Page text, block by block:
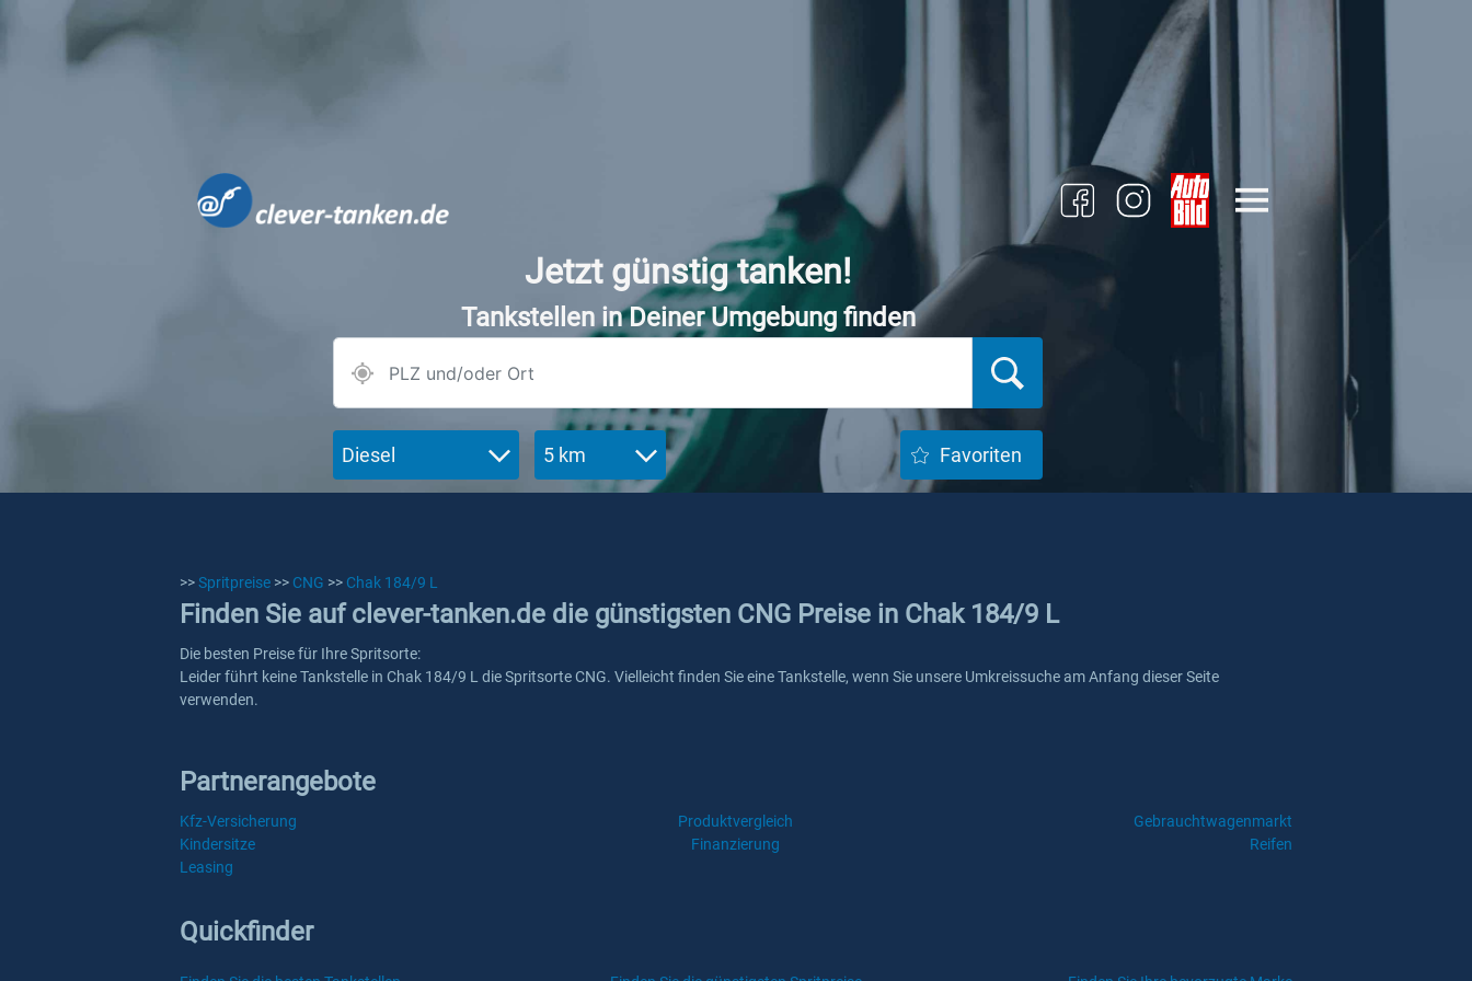
Jetzt günstig tanken!
Tankstellen in Deiner Umgebung finden
Diesel 5 km Favoriten
>>Spritpreise >> CNG >> Chak 184/9 L
Finden Sie auf clever-tanken.de die günstigsten CNG Preise in Chak 184/9 L
Die besten Preise für Ihre Spritsorte:
Leider führt keine Tankstelle in Chak 184/9 L die Spritsorte CNG. Vielleicht finden Sie eine Tankstelle, wenn Sie unsere Umkreissuche am Anfang dieser Seite
verwenden.
Partnerangebote
Kfz-Versicherung Produktvergleich
Gebrauchtwagenmarkt
Kindersitze
Finanzierung
Reifen
Leasing
Quickfinder